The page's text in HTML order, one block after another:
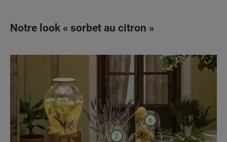
Notre look « sorbet au citron »
2
6